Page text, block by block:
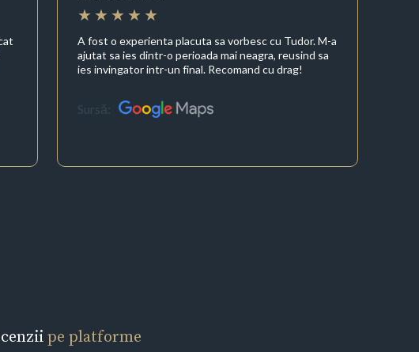
A fost o experienta placuta sa vorbesc cu Tudor. M-a
ajutat sa ies dintr-o perioada mai neagra, reusind sa
ies invingator intr-un final. Recomand cu drag!
Sursă:
pe platforme